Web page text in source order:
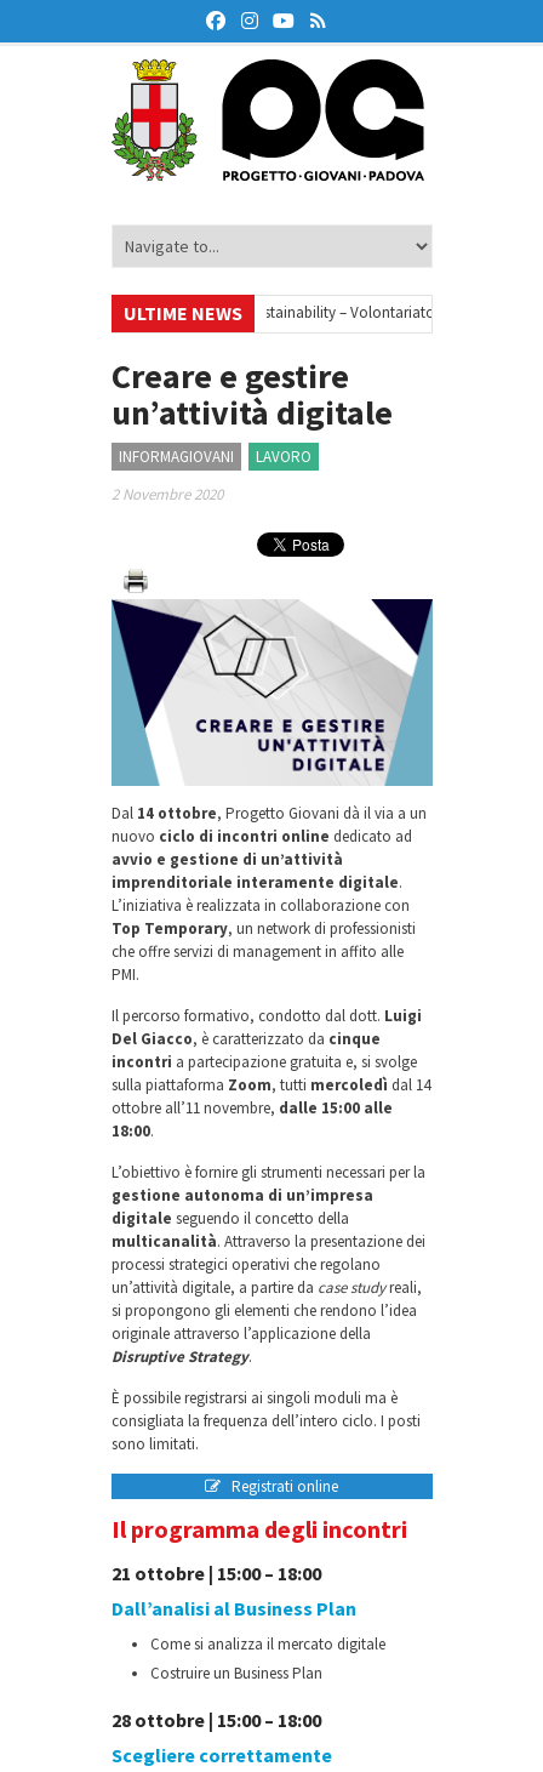
ULTIME NEWS
Your small steps towards sustainability – Volontariato europeo a Padova
finanziaria
• Oxford Debate Lab – Borse di studio 2026/27
Creare e gestire
un’attività digitale
INFORMAGIOVANI
LAVORO
2 Novembre 2020
Dal 14 ottobre, Progetto Giovani dà il via a un
nuovo ciclo di incontri online dedicato ad
avvio e gestione di un’attività
imprenditoriale interamente digitale.
L’iniziativa è realizzata in collaborazione con
Top Temporary, un network di professionisti
che offre servizi di management in affito alle
PMI.
Il percorso formativo, condotto dal dott. Luigi
Del Giacco, è caratterizzato da cinque
incontri a partecipazione gratuita e, si svolge
sulla piattaforma Zoom, tutti mercoledì dal 14
ottobre all’11 novembre, dalle 15:00 alle
18:00.
L’obiettivo è fornire gli strumenti necessari per la
gestione autonoma di un’impresa
digitale seguendo il concetto della
multicanalità. Attraverso la presentazione dei
processi strategici operativi che regolano
un’attività digitale, a partire da case studyreali,
si propongono gli elementi che rendono l’idea
originale attraverso l’applicazione della
Disruptive Strategy.
È possibile registrarsi ai singoli moduli ma è
consigliata la frequenza dell’intero ciclo. I posti
sono limitati.
Registrati online
Il programma degli incontri
21 ottobre | 15:00 – 18:00
Dall’analisi al Business Plan
Come si analizza il mercato digitale
Costruire un Business Plan
28 ottobre | 15:00 – 18:00
Scegliere correttamente